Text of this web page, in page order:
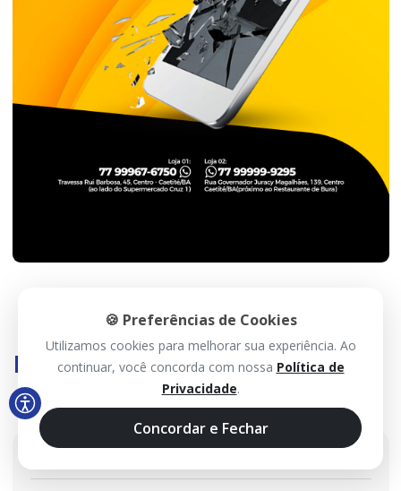
Histórico
2026
🍪 Preferências de Cookies
Utilizamos cookies para melhorar sua experiência. Ao
continuar, você concorda com nossa Política de
Privacidade.
Concordar e Fechar